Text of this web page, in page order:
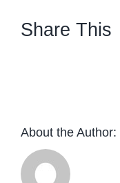
Share This
About the Author: